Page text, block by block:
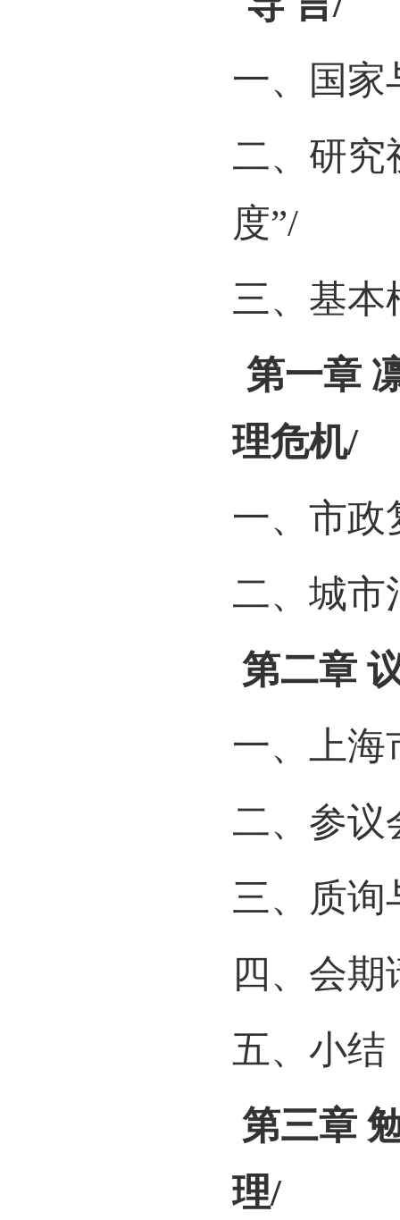
一、国家
二、研究
度”/
三、基本
第一章
理危机/
一、市政
二、城市
第二章
一、上海
二、参议
三、质询
四、会
五、小结
第三章
理/